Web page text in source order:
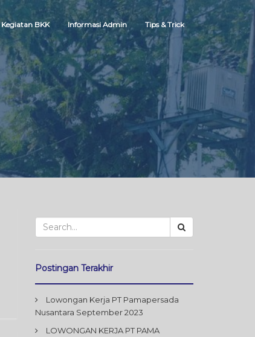
Kegiatan BKK Informasi Admin Tips & Trick
Postingan Terakhir
Lowongan Kerja PT Pamapersada
Nusantara September 2023
LOWONGAN KERJA PT PAMA